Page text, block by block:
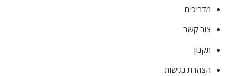
מדריכים
צור קשר
תקנון
הצהרת נגישות